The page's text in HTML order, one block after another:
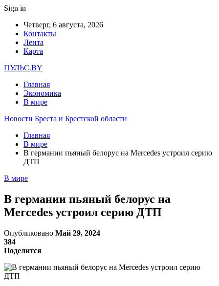
Sign in
Четверг, 6 августа, 2026
Контакты
Лента
Карта
ПУЛЬС.BY
Главная
Экономика
В мире
Новости Бреста и Брестской области
Главная
В мире
В германии пьяный белорус на Mercedes устроил серию
ДТП
В мире
В германии пьяный белорус на
Mercedes устроил серию ДТП
Опубликовано Май 29, 2024
384
Поделится